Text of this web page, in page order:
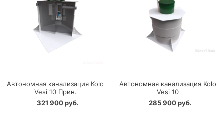
Автономная канализация Kolo
Vesi 10 Прин.
321 900 руб.
Автономная канализация Kolo
Vesi 10
285 900 руб.